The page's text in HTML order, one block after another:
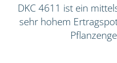
DKC 4611 ist ein
sehr hohem